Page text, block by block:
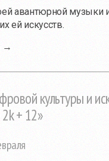
авантюрной музыки
ей искусств.
→
культуры и
+ 12»